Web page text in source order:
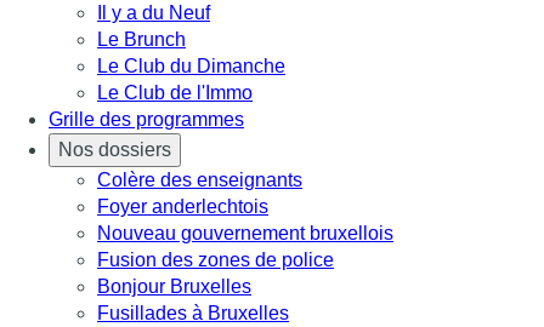
Il y a du Neuf
Le Brunch
Le Club du Dimanche
Le Club de l'Immo
Grille des programmes
Nos dossiers
Colère des enseignants
Foyer anderlechtois
Nouveau gouvernement bruxellois
Fusion des zones de police
Bonjour Bruxelles
Fusillades à Bruxelles